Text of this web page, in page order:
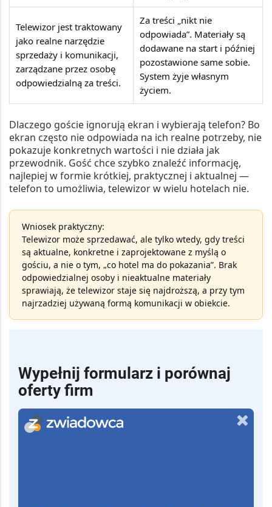
Telewizor jest traktowany
jako realne narzędzie
sprzedaży i komunikacji,
zarządzane przez osobę
odpowiedzialną za treści.
Za treści „nikt nie
odpowiada”. Materiały są
dodawane na start i później
pozostawione same sobie.
System żyje własnym
życiem.
Dlaczego goście ignorują ekran i wybierają telefon? Bo
ekran często nie odpowiada na ich realne potrzeby, nie
pokazuje konkretnych wartości i nie działa jak
przewodnik. Gość chce szybko znaleźć informację,
najlepiej w formie krótkiej, praktycznej i aktualnej —
telefon to umożliwia, telewizor w wielu hotelach nie.
Wniosek praktyczny:
Telewizor może sprzedawać, ale tylko wtedy, gdy treści
są aktualne, konkretne i zaprojektowane z myślą o
gościu, a nie o tym, „co hotel ma do pokazania”. Brak
odpowiedzialnej osoby i nieaktualne materiały
sprawiają, że telewizor staje się najdroższą, a przy tym
najrzadziej używaną formą komunikacji w obiekcie.
Wypełnij formularz i porównaj
oferty firm